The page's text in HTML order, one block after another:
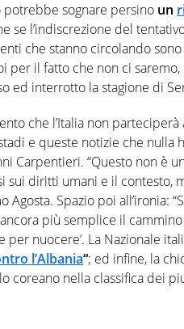
potrebbe sognare persino un
se l’indiscrezione del
che stanno circolando
per il fatto che non ci
ed interrotto la stagione di
che l’Italia non
e queste notizie che nulla
Carpentieri. “Questo non è
sui diritti umani e il contesto,
Agosta. Spazio poi all’ironia:
più semplice il cammino
per nuocere’. La Nazionale
l’Albania“; ed infine, la
coreano nella classifica dei